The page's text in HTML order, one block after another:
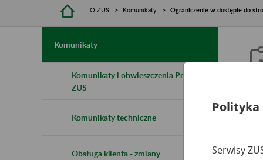
O ZUS Komunikaty Ograniczenie w dostępie do
Komunikaty
Komunikaty i obwieszczenia Prezesa
ZUS
Komunikaty techniczne
Obsługa klienta - zmiany
Polityka
Serwisy